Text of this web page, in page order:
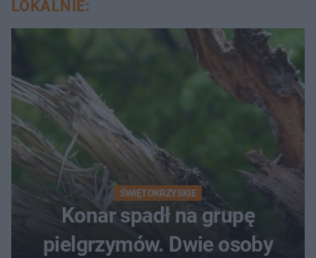
LOKALNIE:
ŚWIĘTOKRZYSKIE
Konar spadł na grupę
pielgrzymów. Dwie osoby